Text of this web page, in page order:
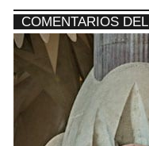
COMENTARIOS